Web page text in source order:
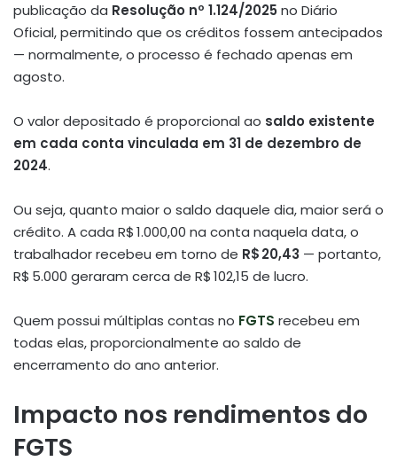
publicação da Resolução nº 1.124/2025 no Diário
Oficial, permitindo que os créditos fossem antecipados
— normalmente, o processo é fechado apenas em
agosto.
O valor depositado é proporcional ao saldo existente
em cada conta vinculada em 31 de dezembro de
2024.
Ou seja, quanto maior o saldo daquele dia, maior será o
crédito. A cada R$ 1.000,00 na conta naquela data, o
trabalhador recebeu em torno de R$ 20,43 — portanto,
R$ 5.000 geraram cerca de R$ 102,15 de lucro.
Quem possui múltiplas contas no FGTS recebeu em
todas elas, proporcionalmente ao saldo de
encerramento do ano anterior.
Impacto nos rendimentos do
FGTS